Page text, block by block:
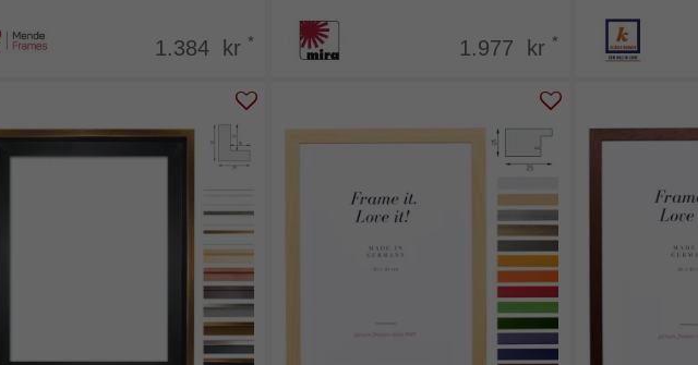
1.384 kr * 1.977 kr *